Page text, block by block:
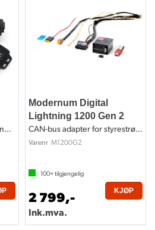
Kontaktløs tilkobling, 4 utganger
Modernum Digital
Lightning 1200 Gen 2
CAN-bus adapter for styrestrøm / lys
Varenr M1200G2
100+tilgjengelig
2 799,-
Ink.mva.
KJØP